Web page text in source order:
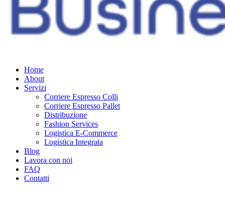
Home
About
Servizi
Corriere Espresso Colli
Corriere Espresso Pallet
Distribuzione
Fashion Services
Logistica E-Commerce
Logistica Integrata
Blog
Lavora con noi
FAQ
Contatti